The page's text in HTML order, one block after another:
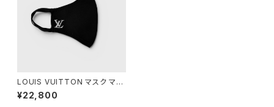
LOUIS VUITTON マスク マイ
ユ ブラック
¥22,800